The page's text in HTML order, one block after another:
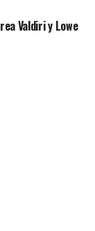
había
Valdiri y Lowe